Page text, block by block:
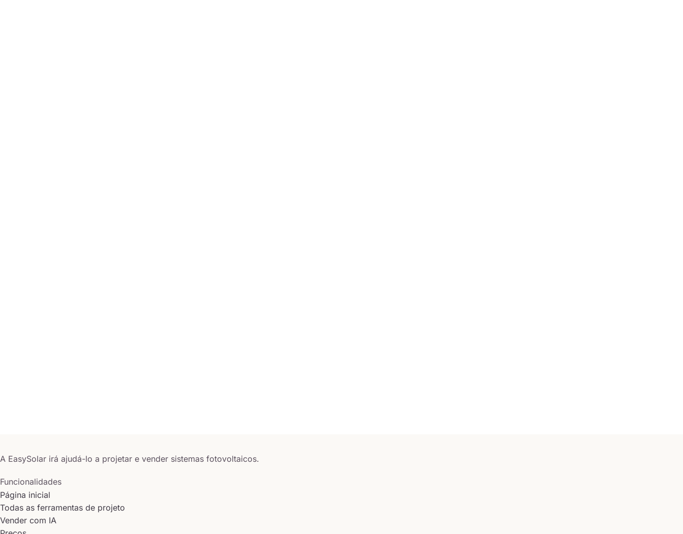
A EasySolar irá ajudá-lo a projetar e vender sistemas fotovoltaicos.
Funcionalidades
Página inicial
Todas as ferramentas de projeto
Vender com IA